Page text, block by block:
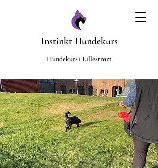
Instinkt Hundekurs
​Hundekurs i Lillestrøm